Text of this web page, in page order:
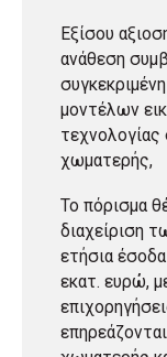
Εξίσου
ανάθεση
μοντέλων
τεχνολογίας
χωματερής,
Το πόρισμα
διαχείριση
ετήσια
εκατ. ευρώ,